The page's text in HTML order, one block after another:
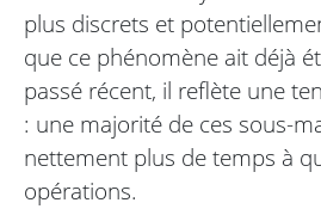
plus discrets et
que ce phénomène ait déjà
passé récent, il reflète une
: une majorité de ces sous-
nettement plus de temps à
opérations.